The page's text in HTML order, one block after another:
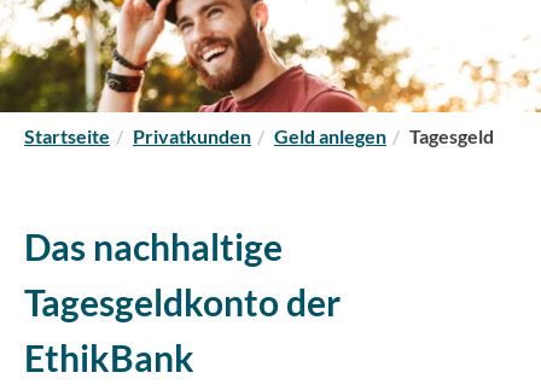
S
i
i
d
Startseite Privatkunden Geld anlegen Tagesgeld
Das nachhaltige
Tagesgeldkonto der
EthikBank